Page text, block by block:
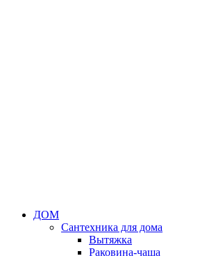
ДОМ
Сантехника для дома
Вытяжка
Раковина-чаша